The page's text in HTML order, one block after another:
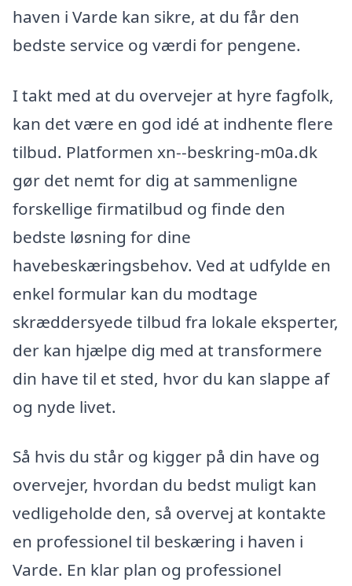
haven i Varde kan sikre, at du får den
bedste service og værdi for pengene.
I takt med at du overvejer at hyre fagfolk,
kan det være en god idé at indhente flere
tilbud. Platformen xn--beskring-m0a.dk
gør det nemt for dig at sammenligne
forskellige firmatilbud og finde den
bedste løsning for dine
havebeskæringsbehov. Ved at udfylde en
enkel formular kan du modtage
skræddersyede tilbud fra lokale eksperter,
der kan hjælpe dig med at transformere
din have til et sted, hvor du kan slappe af
og nyde livet.
Så hvis du står og kigger på din have og
overvejer, hvordan du bedst muligt kan
vedligeholde den, så overvej at kontakte
en professionel til beskæring i haven i
Varde. En klar plan og professionel